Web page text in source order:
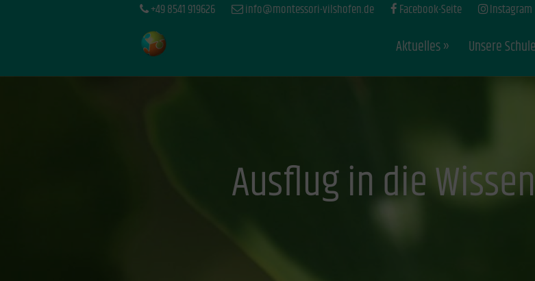
+49 8541 919626 info@montessori-vilshofen.de Facebook-Seite Instagram
Aktuelles Unsere Schule
Ausflug in die